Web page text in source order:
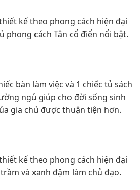
kế theo phong cách hiện đại
phong cách Tân cổ điển nổi bật.
bàn làm việc và 1 chiếc tủ sách
ngủ giúp cho đời sống sinh
gia chủ được thuận tiện hơn.
kế theo phong cách hiện đại
và xanh đậm làm chủ đạo.